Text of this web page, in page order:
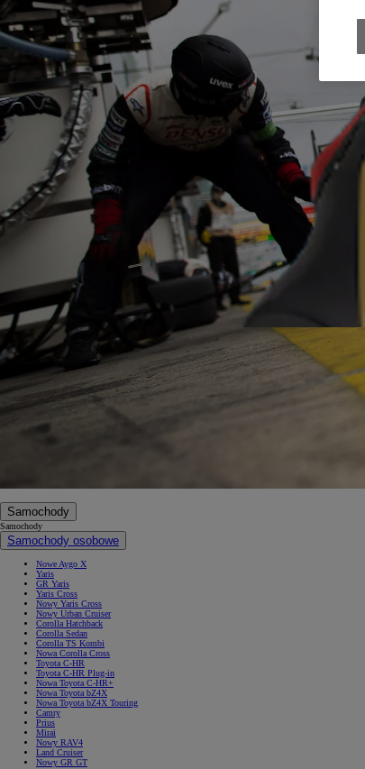
Samochody
Samochody
Samochody osobowe
Nowe Aygo X
Yaris
GR Yaris
Yaris Cross
Nowy Yaris Cross
Nowy Urban Cruiser
Corolla Hatchback
Corolla Sedan
Corolla TS Kombi
Nowa Corolla Cross
Toyota C-HR
Toyota C-HR Plug-in
Nowa Toyota C-HR+
Nowa Toyota bZ4X
Nowa Toyota bZ4X Touring
Camry
Prius
Mirai
Nowy RAV4
Land Cruiser
Nowy GR GT